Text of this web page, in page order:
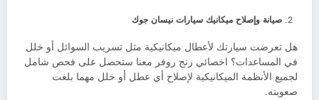
صيانة وإصلاح ميكانيك سيارات نيسان جوك
هل تعرضت سيارتك لأعطال ميكانيكية مثل تسريب السوائل أو خلل
في المساعدات؟ اخصائي رنج روفر معنا ستحصل على فحص شامل
لجميع الأنظمة الميكانيكية لإصلاح أي عطل أو خلل مهما بلغت
صعوبته.